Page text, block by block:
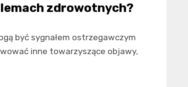
zdrowotnych?
być sygnałem ostrzegawczym
inne towarzyszące objawy,